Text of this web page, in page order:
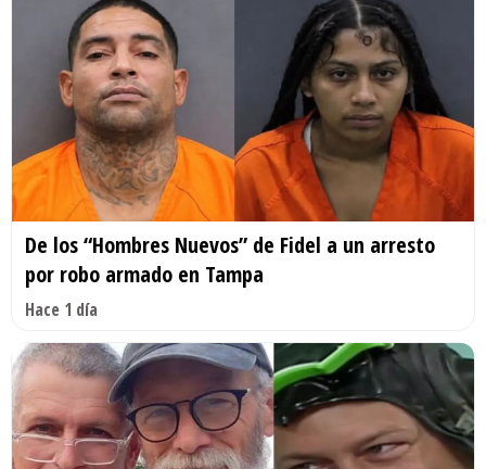
De los “Hombres Nuevos” de Fidel a un arresto
por robo armado en Tampa
Hace 1 día